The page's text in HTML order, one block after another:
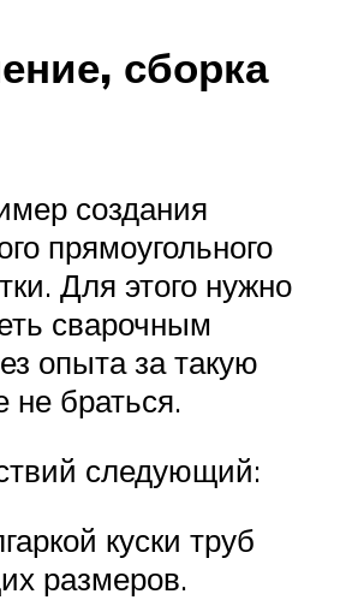
сборка
создания
прямоугольного
Для этого нужно
сварочным
опыта за такую
не браться.
следующий:
куски труб
размеров.